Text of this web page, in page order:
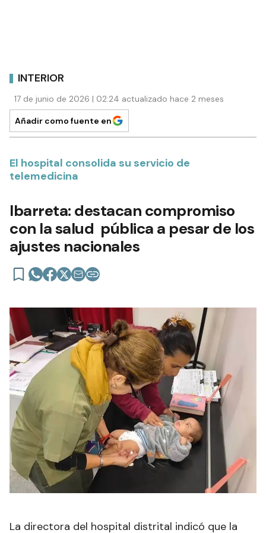
INTERIOR
17 de junio de 2026 | 02:24 actualizado hace 2 meses
Añadir como fuente en
El hospital consolida su servicio de
telemedicina
Ibarreta: destacan compromiso
con la salud pública a pesar de los
ajustes nacionales
La directora del hospital distrital indicó que la